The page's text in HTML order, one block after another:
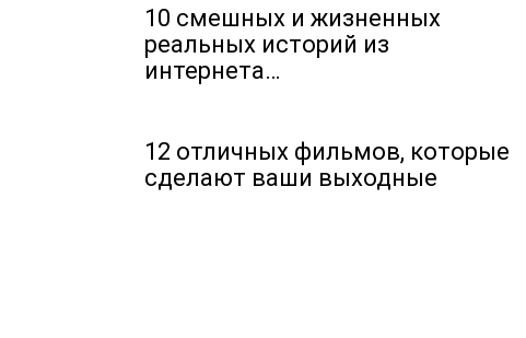
10 смешных и жизненных
реальных историй из
интернета…
12 отличных фильмов, которые
сделают ваши выходные